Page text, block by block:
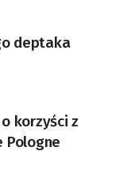
deptaka
korzyści z
Pologne